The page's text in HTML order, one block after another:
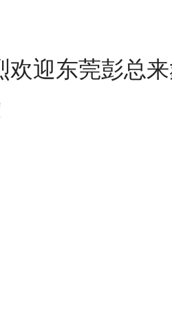
欢迎东莞彭总